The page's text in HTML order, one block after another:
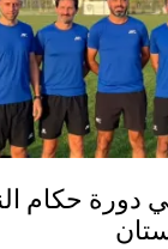
دورة حكام